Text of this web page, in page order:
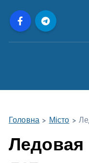
Головна > Місто >
Ледовая